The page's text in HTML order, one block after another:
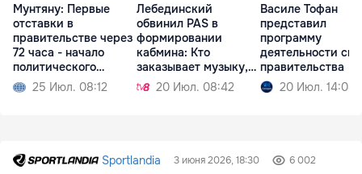
Мунтяну: Первые
отставки в
правительстве через
72 часа - начало
политического
кризиса
25 Июл. 08:12
Лебединский
обвинил PAS в
формировании
кабмина: Кто
заказывает музыку,
тот и танцует
20 Июл. 08:42
Василе Тофан
представил
программу
деятельности
правительства
20 Июл. 14:08
Sportlandia 3 июня 2026, 18:30 6 002